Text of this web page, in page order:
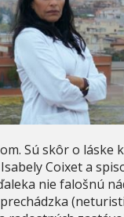
Sú skôr o láske
Coixet a
nie falošnú